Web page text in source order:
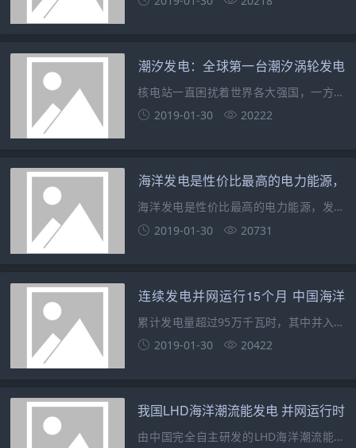
全世界仅沿海地带便于开发的波浪能就有
20亿kW，沿岸和近海
潮汐发电：全球第一台潮汐涡轮发电
机下水，2025年大规模利用
核电站一直困扰着世界各大强国，一方面
是经济性价比超高，另一面又因核污染无
中，比如这个涨潮一次就涌入1150亿吨水
的海湾，若开发潮
2019-01-30 20222
海洋发电是性价比最高的电力能源，
发电效率远超风电光电
海洋发电是性价比最高的电力能源，发电
效率远超风电光电 目前各国主要电力
石油。 烧煤不仅污染大，而且煤只能
再用30年，必须
2019-01-30 20731
连续发电并网运行15个月 中国海洋
潮流能发电取得新突破
累计发电量超过95万千瓦时，其中并入国
家电网659925千瓦时hellip;hellip;25日，
网两年整，其中全天候连续
2019-01-30 20422
我国LHD海洋潮流能发电 并网运行时
间打破世界纪录
由中国完全自主研发的LHD海洋潮流能发